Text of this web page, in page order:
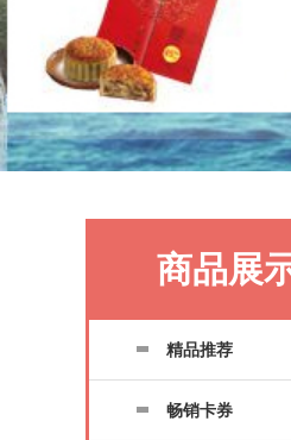
商品展
精品推荐
畅销卡券